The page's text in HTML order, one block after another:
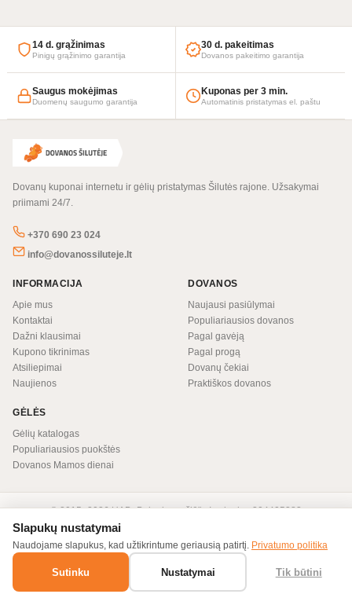
14 d. grąžinimas
Pinigų grąžinimo garantija
30 d. pakeitimas
Dovanos pakeitimo garantija
Saugus mokėjimas
Duomenų saugumo garantija
Kuponas per 3 min.
Automatinis pristatymas el. paštu
Dovanų kuponai internetu ir gėlių pristatymas Šilutės rajone. Užsakymai
priimami 24/7.
+370 690 23 024
info@dovanossiluteje.lt
INFORMACIJA
Apie mus
Kontaktai
Dažni klausimai
Kupono tikrinimas
Atsiliepimai
Naujienos
DOVANOS
Naujausi pasiūlymai
Populiariausios dovanos
Pagal gavėją
Pagal progą
Dovanų čekiai
Praktiškos dovanos
GĖLĖS
Gėlių katalogas
Populiariausios puokštės
Dovanos Mamos dienai
© 2015–2026 UAB „Dvigubas ačiū" · Įm. kodas 304405383
Taisyklės
Slapukų nustatymai
Naudojame slapukus, kad užtikrintume geriausią patirtį. Privatumo politika
Sutinku Nustatymai Tik būtini